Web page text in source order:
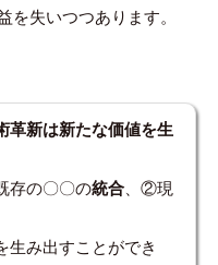
を失いつつあります。
革新は新たな価値を生
存の〇〇の統合 、②現
生み出すことができ